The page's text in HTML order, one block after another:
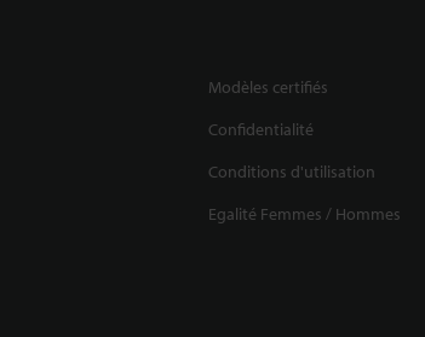
Modèles certifiés
Confidentialité
Conditions d'utilisation
Egalité Femmes / Hommes